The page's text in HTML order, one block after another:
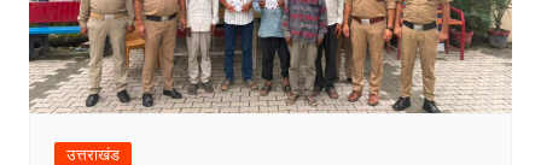
उत्तराखंड